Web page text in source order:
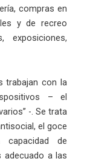
compras en
y de recreo
exposiciones,
trabajan con la
– el
-. Se trata
el goce
de
a las